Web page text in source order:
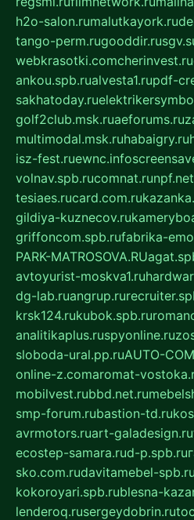
h2o-salon.rumalutkayork.ru
tango-perm.rugooddir.ru
webkrasotki.comcherinvest.ru
ankou.spb.rualvesta1.rupdf-
sakhatoday.ru
golf2club.msk.ruaeforums.ru
multimodal.msk.ruhabaigry.ru
isz-fest.ruewnc.info
volnav.spb.rucomnat.ru
tesiaes.rucard.com.ru
gildiya-kuznecov.ru
griffoncom.spb.rufabrika-
PARK-MATROSOVA.RU
avtoyurist-moskva1.ru
dg-lab.ruangrup.ru
krsk124.rukubok.spb.ru
analitikaplus.ruspyonline.ru
sloboda-ural.pp.ruAUTO-
online-z.comaromat-
mobilvest.rubbd.net.ru
smp-forum.rubastion-td.ru
avrmotors.ruart-galadesign.ru
ecostep-samara.rud-p.spb.ru
sko.com.rudavitamebel-spb.ru
kokoroyari.spb.rublesna-
lenderoq.rusergeydobrin.ru